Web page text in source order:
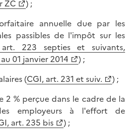
ZC
) ;
annuelle due par les
passibles de l'impôt sur les
223 septies et suivants,
01 janvier 2014
) ;
(CGI, art. 231 et suiv.
) ;
2 % perçue dans le cadre de la
employeurs à l'effort de
art. 235 bis
) ;